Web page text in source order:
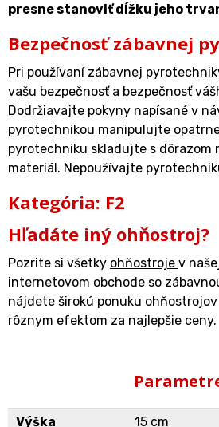
presne stanoviť dĺžku jeho
Bezpečnosť zábavnej
Pri používaní zábavnej
vašu bezpečnosť a bezpečnosť
Dodržiavajte pokyny napísané v
pyrotechnikou manipulujte
pyrotechniku skladujte s dôrazom
materiál. Nepoužívajte
Kategória: F2
Hľadáte iný ohňostroj?
Pozrite si všetky ohňostroje v
internetovom obchode so
nájdete širokú ponuku
rôznym efektom za najlepšie ceny.
Výška 15 cm